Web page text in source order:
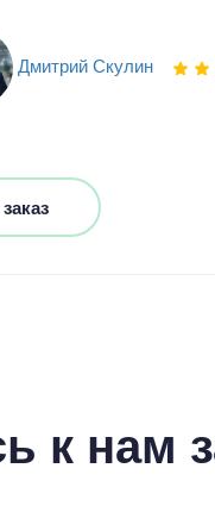
Дмитрий Скулин
к нам